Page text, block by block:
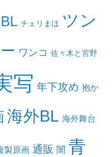
チェリまほ ツン
ワンコ 佐々木と宮野
写 年下攻め 抱か
海外BL 海外舞台
製原画 通販 闇 青